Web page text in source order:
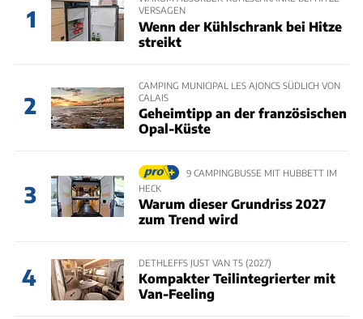
1
VERSAGEN
Wenn der Kühlschrank bei Hitze
streikt
2
CAMPING MUNICIPAL LES AJONCS SÜDLICH VON
CALAIS
Geheimtipp an der französischen
Opal-Küste
3
9 CAMPINGBUSSE MIT HUBBETT IM
HECK
Warum dieser Grundriss 2027
zum Trend wird
4
DETHLEFFS JUST VAN T5 (2027)
Kompakter Teilintegrierter mit
Van-Feeling